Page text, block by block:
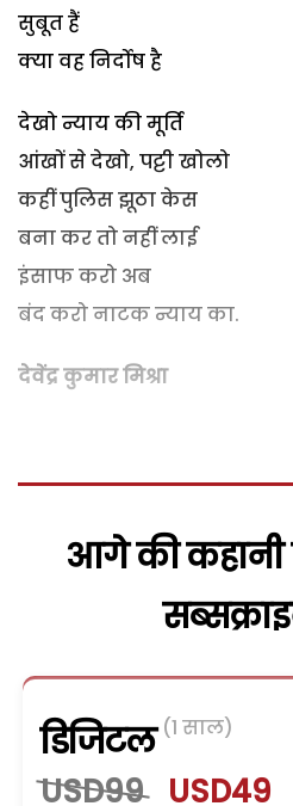
सुबूत हैं
क्या वह निर्दोष है
देखो न्याय की मूर्ति
आंखों से देखो, पट्टी खोलो
कहीं पुलिस झूठा केस
बना कर तो नहीं लाई
इंसाफ करो अब
बंद करो नाटक न्याय का.
देवेंद्र कुमार मिश्रा
आगे की
डिजिटल (1 साल)
USD99 USD49